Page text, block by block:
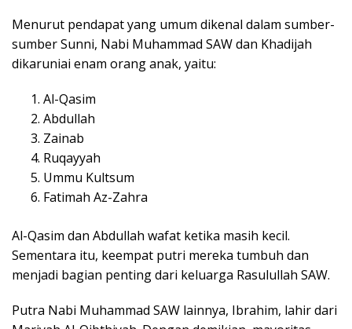
Menurut pendapat yang umum dikenal dalam sumber-
sumber Sunni, Nabi Muhammad SAW dan Khadijah
dikaruniai enam orang anak, yaitu:
Al-Qasim
Abdullah
Zainab
Ruqayyah
Ummu Kultsum
Fatimah Az-Zahra
Al-Qasim dan Abdullah wafat ketika masih kecil.
Sementara itu, keempat putri mereka tumbuh dan
menjadi bagian penting dari keluarga Rasulullah SAW.
Putra Nabi Muhammad SAW lainnya, Ibrahim, lahir dari